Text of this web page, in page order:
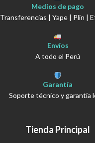
Medios de pago
Transferencias | Yape | Plin |
Envíos
A todo el Perú
Garantía
Soporte técnico y garantía
Tienda Principal